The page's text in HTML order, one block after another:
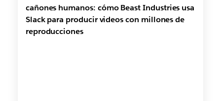
cañones humanos: cómo Beast Industries usa
Slack para producir videos con millones de
reproducciones